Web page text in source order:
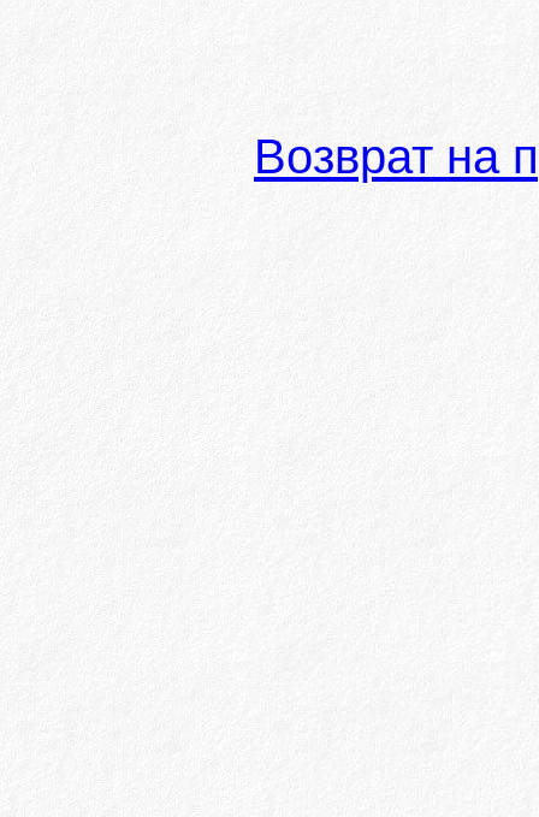
Возврат на